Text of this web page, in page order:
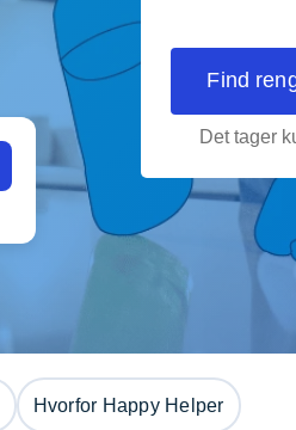
Find
Det tager
Hvorfor Happy Helper